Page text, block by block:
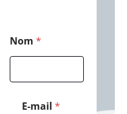
Nom *
E-mail *